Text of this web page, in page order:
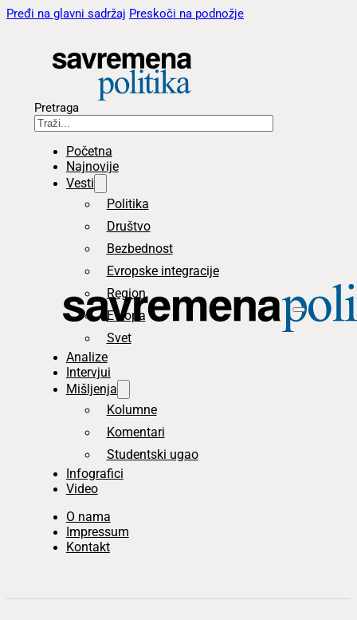
Pređi na glavni sadržaj Preskoči na podnožje
Pretraga
Početna
Najnovije
Vesti
Politika
Društvo
Bezbednost
Evropske integracije
Region
Evropa
Svet
Analize
Intervjui
Mišljenja
Kolumne
Komentari
Studentski ugao
Infografici
Video
O nama
Impressum
Kontakt